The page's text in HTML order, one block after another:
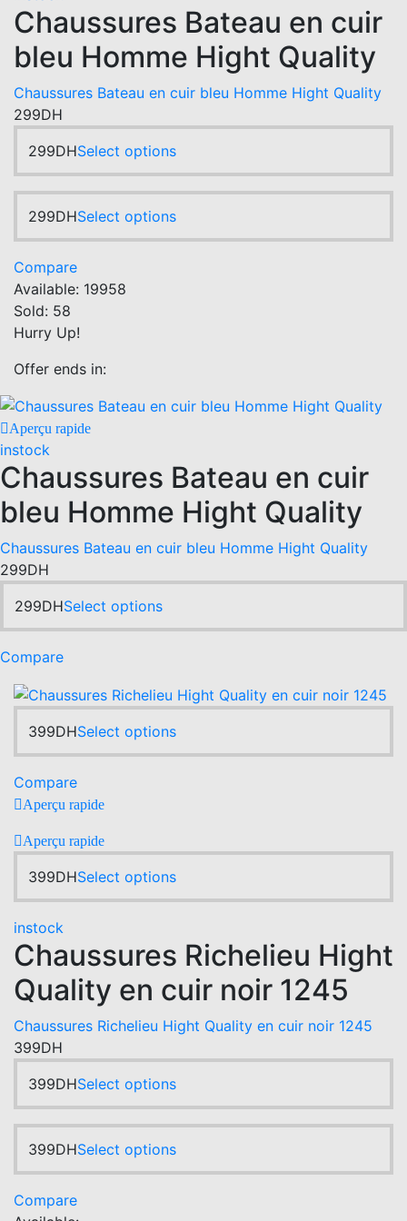
on
the
product
multiple
variants.
The
options
may
on
the
page
Chaussures Bateau en cuir
bleu Homme Hight Quality
Chaussures Bateau en cuir bleu Homme Hight Quality
299DH
299DHSelect optionsThis
product
has
multiple
variants.
product
299DHSelect optionsThis
product
chosen
product
page
Compare
Available: 19958
Sold: 58
Hurry Up!
Offer ends in:
Aperçu rapide
instock
Chaussures Bateau en cuir
bleu Homme Hight Quality
Chaussures Bateau en cuir bleu Homme Hight Quality
299DH
299DHSelect optionsThis
product
variants.
The
options
may
page
Compare
399DHSelect optionsThis
product
may
be
on
the
product
Compare
Aperçu rapide
Aperçu rapide
399DHSelect optionsThis
product
multiple
variants.
The
options
may
on
page
instock
Chaussures Richelieu Hight
Quality en cuir noir 1245
Chaussures Richelieu Hight Quality en cuir noir 1245
399DH
399DHSelect optionsThis
product
has
multiple
variants.
399DHSelect optionsThis
product
Compare